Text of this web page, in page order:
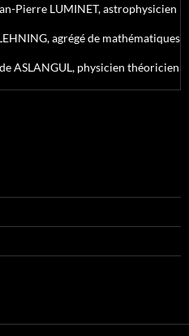
Pierre LUMINET, astrophysicien
agrégé de mathématiques
ASLANGUL, physicien théoricien